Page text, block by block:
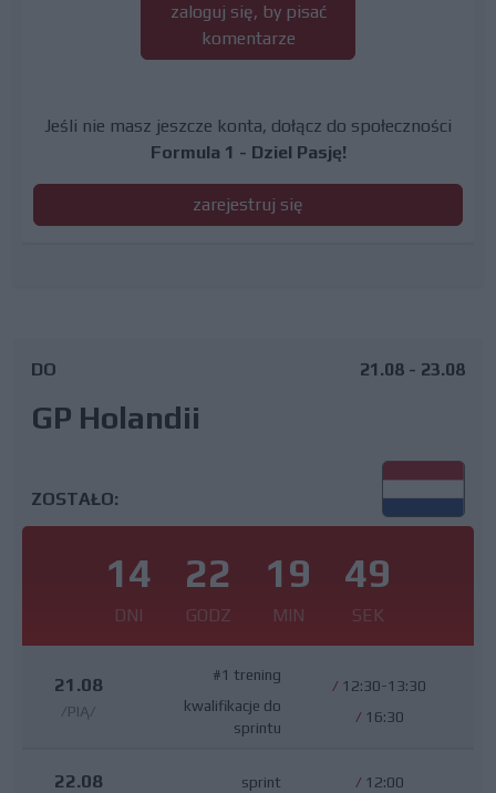
zaloguj się, by pisać
komentarze
Jeśli nie masz jeszcze konta, dołącz do społeczności
Formula 1 - Dziel Pasję!
zarejestruj się
DO
GP Holandii
21.08 - 23.08
ZOSTAŁO:
14
DNI
22
GODZ
19
MIN
49
SEK
21.08
/PIĄ/
#1 trening
kwalifikacje do
sprintu
/ 12:30-13:30
/ 16:30
22.08
sprint
/ 12:00